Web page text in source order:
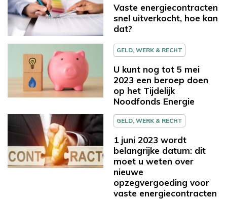
Vaste energiecontracten
snel uitverkocht, hoe kan
dat?
GELD, WERK & RECHT
U kunt nog tot 5 mei
2023 een beroep doen
op het Tijdelijk
Noodfonds Energie
GELD, WERK & RECHT
1 juni 2023 wordt
belangrijke datum: dit
moet u weten over
nieuwe
opzegvergoeding voor
vaste energiecontracten